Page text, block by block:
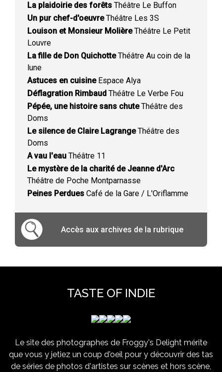
La plaidoirie des forêts Théâtre Le Buffon
Un pur chef-d'oeuvreThéâtre Les 3S
Louison et Monsieur MolièreThéâtre Le Petit
Louvre
La fille de Don QuichotteThéâtre Au coin de la
lune
Astuces en cuisineEspace Alya
Déflagration Rimbaud Théâtre Le Verbe Fou
Pépée, une histoire sans chuteThéâtre des
Doms
Le silence de Claire LagrangeThéâtre des
Doms
A vau l'eau Théâtre 11
Le mystère de la charité de Jeanne d'Arc
Théâtre de Poche Montparnasse
Peines Perdues Café de la Gare / L'Oriflamme
Accès aux archives de la rubrique
TASTE OF INDIE
Le site des photographes de Froggy's Delight mérite
que vous y jetiez un coup d'oeil pour y découvrir des tas
de séries de photos d'artistes sur scènes et hors scène,